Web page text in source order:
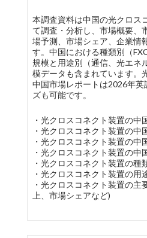
本調査資料は中国の光クロス
て調査・分析し、市場概要、
場予測、市場シェア、企業情
す。中国における種類別（
規模と用途別（通信、光エネ
模データも含まれています。
中国市場レポートは2026年英
ズも可能です。
・光クロスコネクト装置の中
・光クロスコネクト装置の中
・光クロスコネクト装置の中
・光クロスコネクト装置の中
・光クロスコネクト装置の種
・光クロスコネクト装置の用
・光クロスコネクト装置の主
上、市場シェアなど)